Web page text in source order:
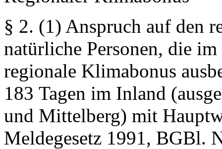
§ 2. (1) Anspruch auf den
natürliche Personen, die
regionale Klimabonus
183 Tagen im Inland
und Mittelberg) mit
Meldegesetz 1991, BGBl.